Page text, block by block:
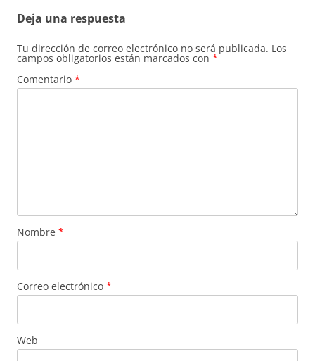
Deja una respuesta
Tu dirección de correo electrónico no será publicada. Los
campos obligatorios están marcados con *
Comentario *
Nombre *
Correo electrónico *
Web